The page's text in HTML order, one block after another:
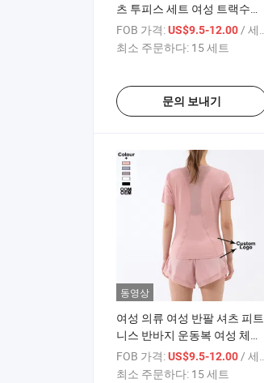
츠 투피스 세트 여성 트랙수트
수트 긴 후드티 바지 세트
FOB 가격:US$9.5-12.00/ 세트
최소 주문하다: 15 세트
문의 보내기
동영상
여성 의류 여성 반팔 셔츠 피트
니스 반바지 운동복 여성 체육
관 의류 요가 스포츠 세트
FOB 가격:US$9.5-12.00/ 세트
최소 주문하다: 15 세트